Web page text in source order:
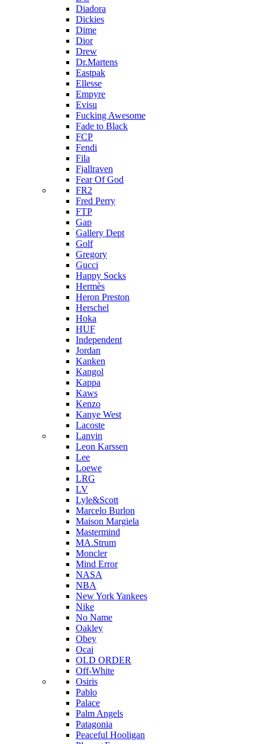
Diadora
Dickies
Dime
Dior
Drew
Dr.Martens
Eastpak
Ellesse
Empyre
Evisu
Fucking Awesome
Fade to Black
FCP
Fendi
Fila
Fjallraven
Fear Of God
FR2
Fred Perry
FTP
Gap
Gallery Dept
Golf
Gregory
Gucci
Happy Socks
Hermès
Heron Preston
Hersсhel
Hoka
HUF
Independent
Jordan
Kanken
Kangol
Kappa
Kaws
Kenzo
Kanye West
Lacoste
Lanvin
Leon Karssen
Lee
Loewe
LRG
LV
Lyle&Scott
Marcelo Burlon
Maison Margiela
Mastermind
MA.Strum
Moncler
Mind Error
NASA
NBA
New York Yankees
Nike
No Name
Oakley
Obey
Ocai
OLD ORDER
Off-White
Osiris
Pablo
Palace
Palm Angels
Patagonia
Peaceful Hooligan